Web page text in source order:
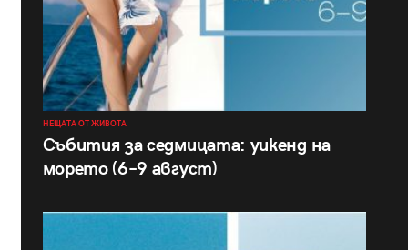
НЕЩАТА ОТ ЖИВОТА
Събития за седмицата: уикенд на
морето (6–9 август)